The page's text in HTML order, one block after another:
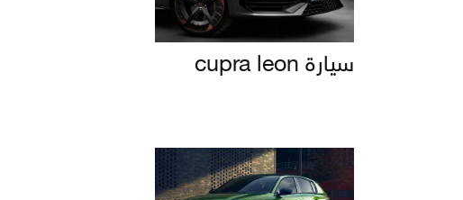
سيارة cupra leon